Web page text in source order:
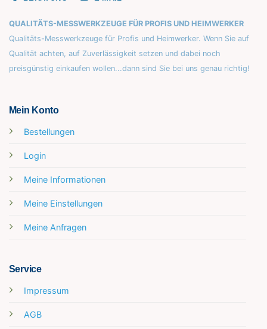
QUALITÄTS-MESSWERKZEUGE FÜR PROFIS UND HEIMWERKER
Qualitäts-Messwerkzeuge für Profis und Heimwerker. Wenn Sie auf
Qualität achten, auf Zuverlässigkeit setzen und dabei noch
preisgünstig einkaufen wollen...dann sind Sie bei uns genau richtig!
Mein Konto
Bestellungen
Login
Meine Informationen
Meine Einstellungen
Meine Anfragen
Service
Impressum
AGB